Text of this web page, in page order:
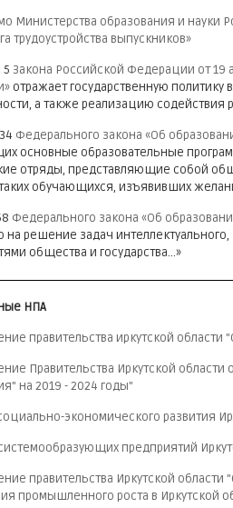
Министерства образования и науки
трудоустройства выпускников»
Закона Российской Федерации от 19
отражает государственную политику
а также реализацию содействия
Федерального закона «Об
основные образовательные
отряды, представляющие собой
обучающихся, изъявивших
Федерального закона «Об
на решение задач
общества и государства…»
НПА
правительства иркутской
Правительства Иркутской
на 2019 - 2024 годы"
экономического развития
предприятий
правительства Иркутской
промышленного роста в Иркутской